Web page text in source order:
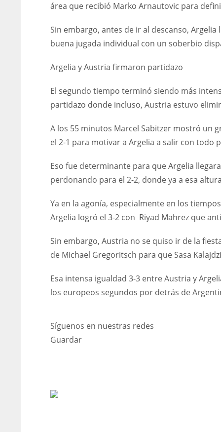
área que recibió Marko Arnautovic para
Sin embargo, antes de ir al descanso,
buena jugada individual con un soberbio
Argelia y Austria firmaron partidazo
El segundo tiempo terminó siendo más
partidazo donde incluso, Austria estuvo
A los 55 minutos Marcel Sabitzer mostró un
el 2-1 para motivar a Argelia a salir con todo
Eso fue determinante para que Argelia
perdonando para el 2-2, donde ya a esa
Ya en la agonía, especialmente en los
Argelia logró el 3-2 con Riyad Mahrez que
Sin embargo, Austria no se quiso ir de la
de Michael Gregoritsch para que Sasa
Esa intensa igualdad 3-3 entre Austria y
los europeos segundos por detrás de
Síguenos en nuestras redes
Guardar